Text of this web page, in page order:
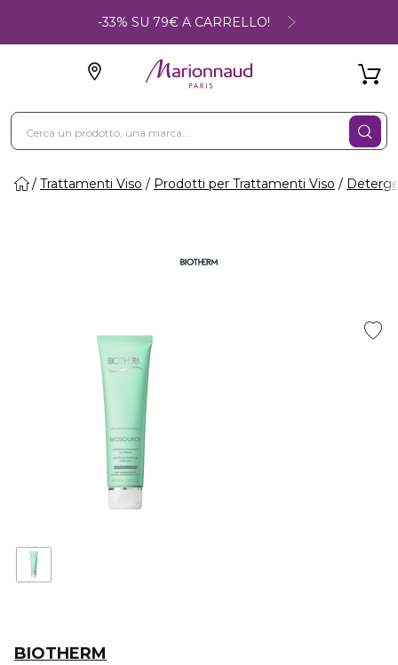
-33% SU 79€ A CARRELLO!
Trattamenti Viso Prodotti per Trattamenti Viso
BIOTHERM